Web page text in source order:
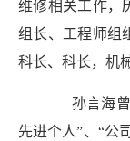
维修相关工作，
组长、工程师组
科长、科长，机
孙言海曾
先进个人”、“公